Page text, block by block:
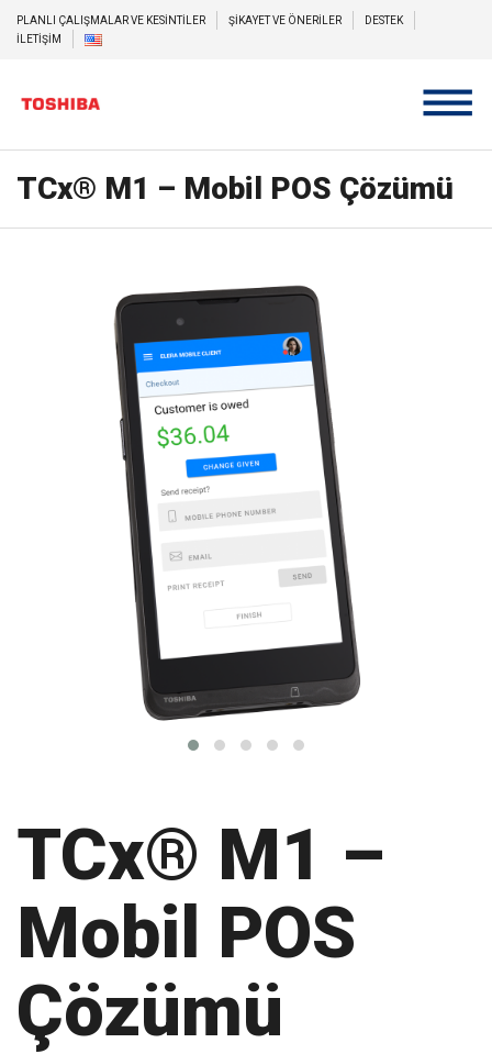
PLANLI ÇALIŞMALAR VE KESİNTİLER ŞİKAYET VE ÖNERİLER
DESTEK
İLETİŞİM
TCx® M1 – Mobil POS Çözümü
TCx® M1 –
Mobil POS
Çözümü